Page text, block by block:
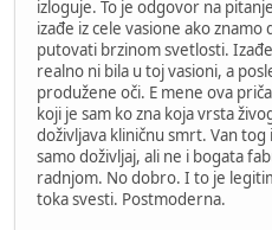
izloguje. To je odgovor na
izađe iz cele vasione ako znamo
putovati brzinom svetlosti.
realno ni bila u toj vasioni, a
produžene oči. E mene ova
koji je sam ko zna koja vrsta
doživljava kliničnu smrt. Van
samo doživljaj, ali ne i bogata
radnjom. No dobro. I to je
toka svesti. Postmoderna.